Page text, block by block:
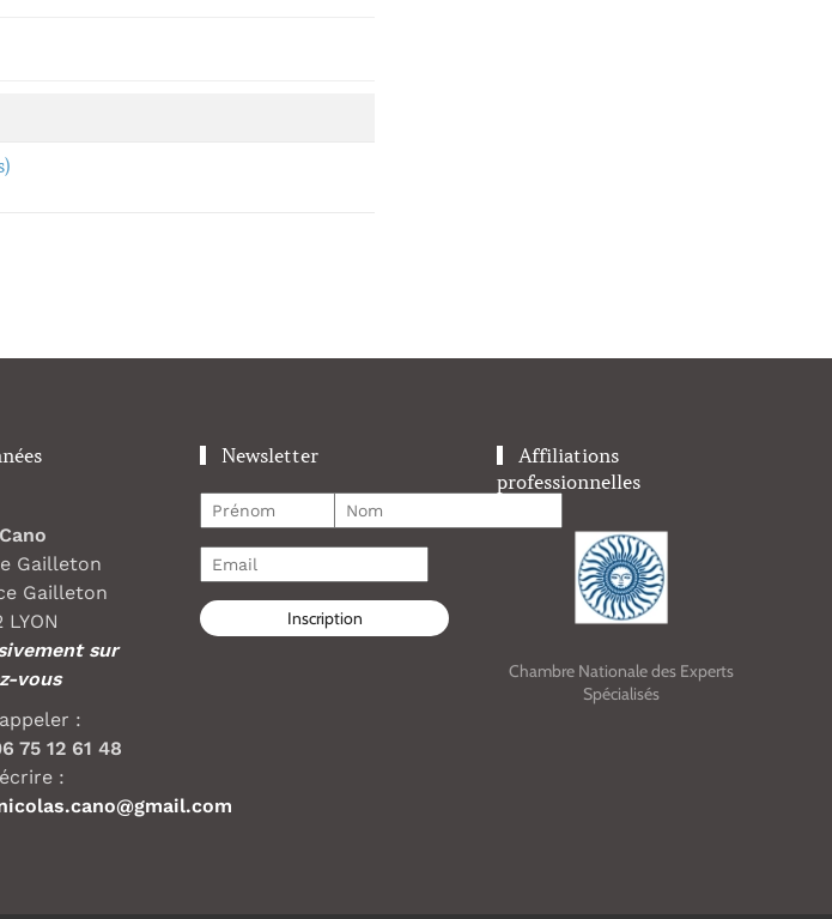
Gailleton
Gailleton
sur
vous
:
75 12 61 48
:
Newsletter
Inscription
Affiliations
professionnelles
Chambre Nationale des Experts
Spécialisés